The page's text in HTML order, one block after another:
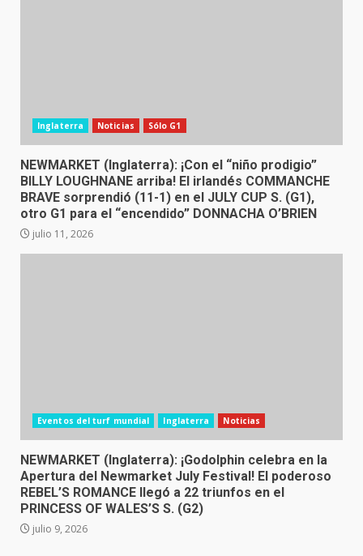
Inglaterra Noticias Sólo G1
NEWMARKET (Inglaterra): ¡Con el “niño prodigio”
BILLY LOUGHNANE arriba! El irlandés COMMANCHE
BRAVE sorprendió (11-1) en el JULY CUP S. (G1),
otro G1 para el “encendido” DONNACHA O’BRIEN
julio 11, 2026
Eventos del turf mundial Inglaterra Noticias
NEWMARKET (Inglaterra): ¡Godolphin celebra en la
Apertura del Newmarket July Festival! El poderoso
REBEL’S ROMANCE llegó a 22 triunfos en el
PRINCESS OF WALES’S S. (G2)
julio 9, 2026